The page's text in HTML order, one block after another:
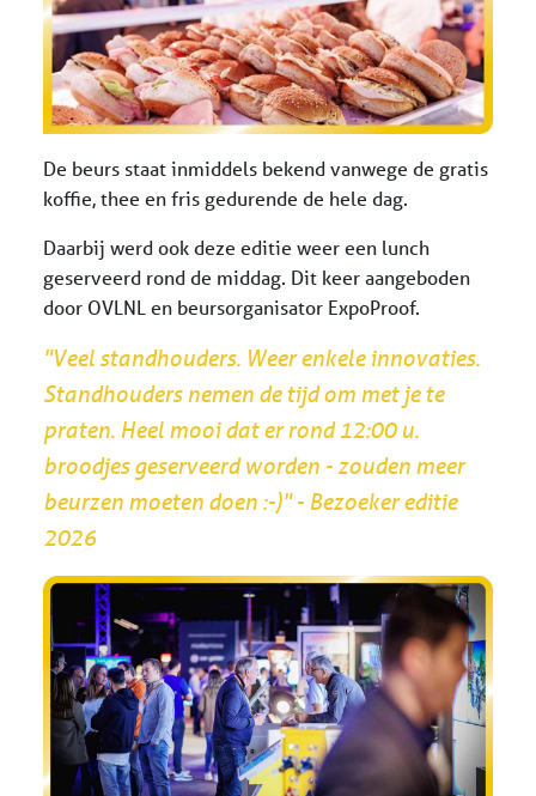
De beurs staat inmiddels bekend vanwege de gratis
koffie, thee en fris gedurende de hele dag.
Daarbij werd ook deze editie weer een lunch
geserveerd rond de middag. Dit keer aangeboden
door OVLNL en beursorganisator ExpoProof.
"Veel standhouders. Weer enkele innovaties.
Standhouders nemen de tijd om met je te
praten. Heel mooi dat er rond 12:00 u.
broodjes geserveerd worden - zouden meer
beurzen moeten doen :-)" - Bezoeker editie
2026